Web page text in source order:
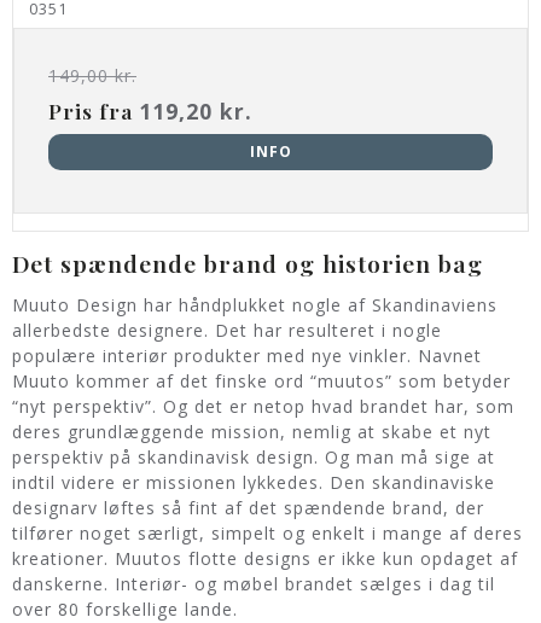
0351
149,00 kr.
Pris fra 119,20 kr.
INFO
Det spændende brand og historien bag
Muuto Design har håndplukket nogle af Skandinaviens
allerbedste designere. Det har resulteret i nogle
populære interiør produkter med nye vinkler. Navnet
Muuto kommer af det finske ord “muutos” som betyder
“nyt perspektiv”. Og det er netop hvad brandet har, som
deres grundlæggende mission, nemlig at skabe et nyt
perspektiv på skandinavisk design. Og man må sige at
indtil videre er missionen lykkedes. Den skandinaviske
designarv løftes så fint af det spændende brand, der
tilfører noget særligt, simpelt og enkelt i mange af deres
kreationer. Muutos flotte designs er ikke kun opdaget af
danskerne. Interiør- og møbel brandet sælges i dag til
over 80 forskellige lande.